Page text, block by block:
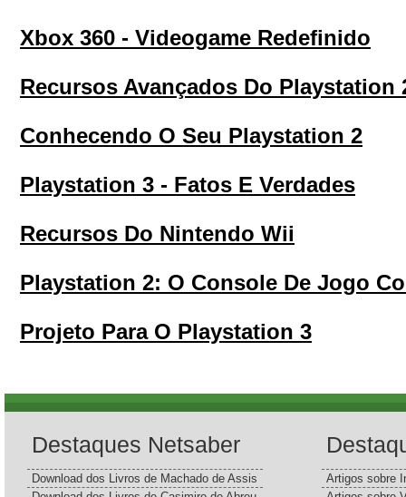
Xbox 360 - Videogame Redefinido
Recursos Avançados Do Playstation
Conhecendo O Seu Playstation 2
Playstation 3 - Fatos E Verdades
Recursos Do Nintendo Wii
Playstation 2: O Console De Jogo
Projeto Para O Playstation 3
Destaques Netsaber
Download dos Livros de Machado de Assis
Artigos sobre